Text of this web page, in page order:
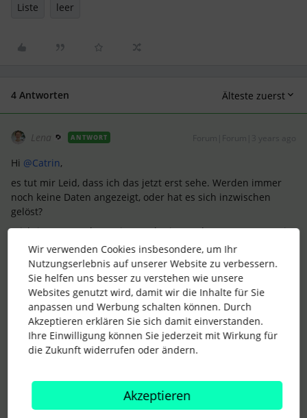
Liste leer
4 Antworten Älteste zuerst
Lena ANTWORT
Hi @Catrin,
es tut mir Leid, dass ich das jetzt erst sehe. Werden immer
noch keine Daten angezeigt, oder hat es sich inzwischen
gelöst?
Wichtig wäre auch zu wissen, ob niemandem etwas angezeigt
wird, oder nur Dir nicht. Nicht, dass es am Browser, Cookies
oder ähnlichem liegt.
Es ist seltsam, dass es immer funktioniert hat und dann diese
Meldung kommt, ist das etwas Andauerndes oder nur immer
wieder aufgetreten?
Sollte die Fehlermeldung immer noch auftreten, wende Dich
bitte überAntworten findenbei unserem Personio Support. Sie
können das, wenn notwendig, direkt an unser Produkt-Team
Liebe Grüße
Wir verwenden Cookies insbesondere, um Ihr
Nutzungserlebnis auf unserer Website zu verbessern.
Sie helfen uns besser zu verstehen wie unsere
Websites genutzt wird, damit wir die Inhalte für Sie
anpassen und Werbung schalten können. Durch
Akzeptieren erklären Sie sich damit einverstanden.
Ihre Einwilligung können Sie jederzeit mit Wirkung für
die Zukunft widerrufen oder ändern.
Akzeptieren